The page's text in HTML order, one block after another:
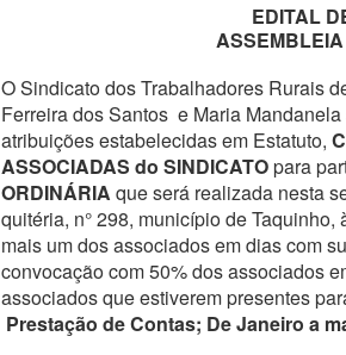
EDITAL
O Sindicato dos Trabalhadores Rurais
Ferreira dos Santos e Maria
atribuições estabelecidas em Estatuto,
ASSOCIADAS do SINDICATOpara
ORDINÁRIA que será realizada nesta
quitéria, n° 298, município de
mais um dos associados em dias com
convocação com 50% dos associados
associados que estiverem presentes
Prestação de Contas; De Janeiro a